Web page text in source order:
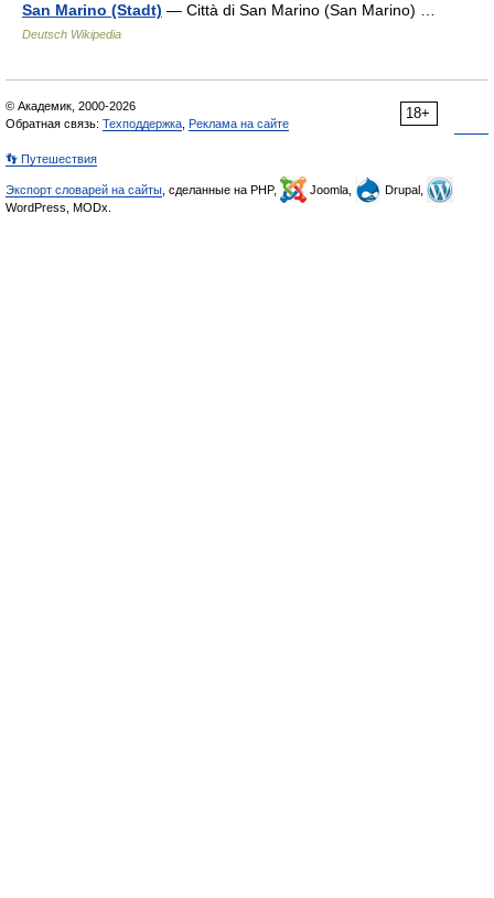
San Marino (Stadt) — Città di San Marino (San Marino) …
Deutsch Wikipedia
18+
© Академик, 2000-2026
Обратная связь: Техподдержка Реклама на сайте
👣 Путешествия
Экспорт словарей на сайты , сделанные на PHP, Joomla,
Drupal,
WordPress, MODx.